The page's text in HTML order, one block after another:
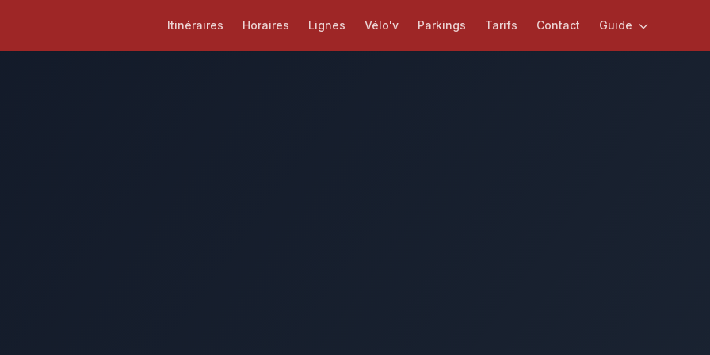
Itinéraires Horaires Lignes Vélo'v Parkings Tarifs Contact Guide